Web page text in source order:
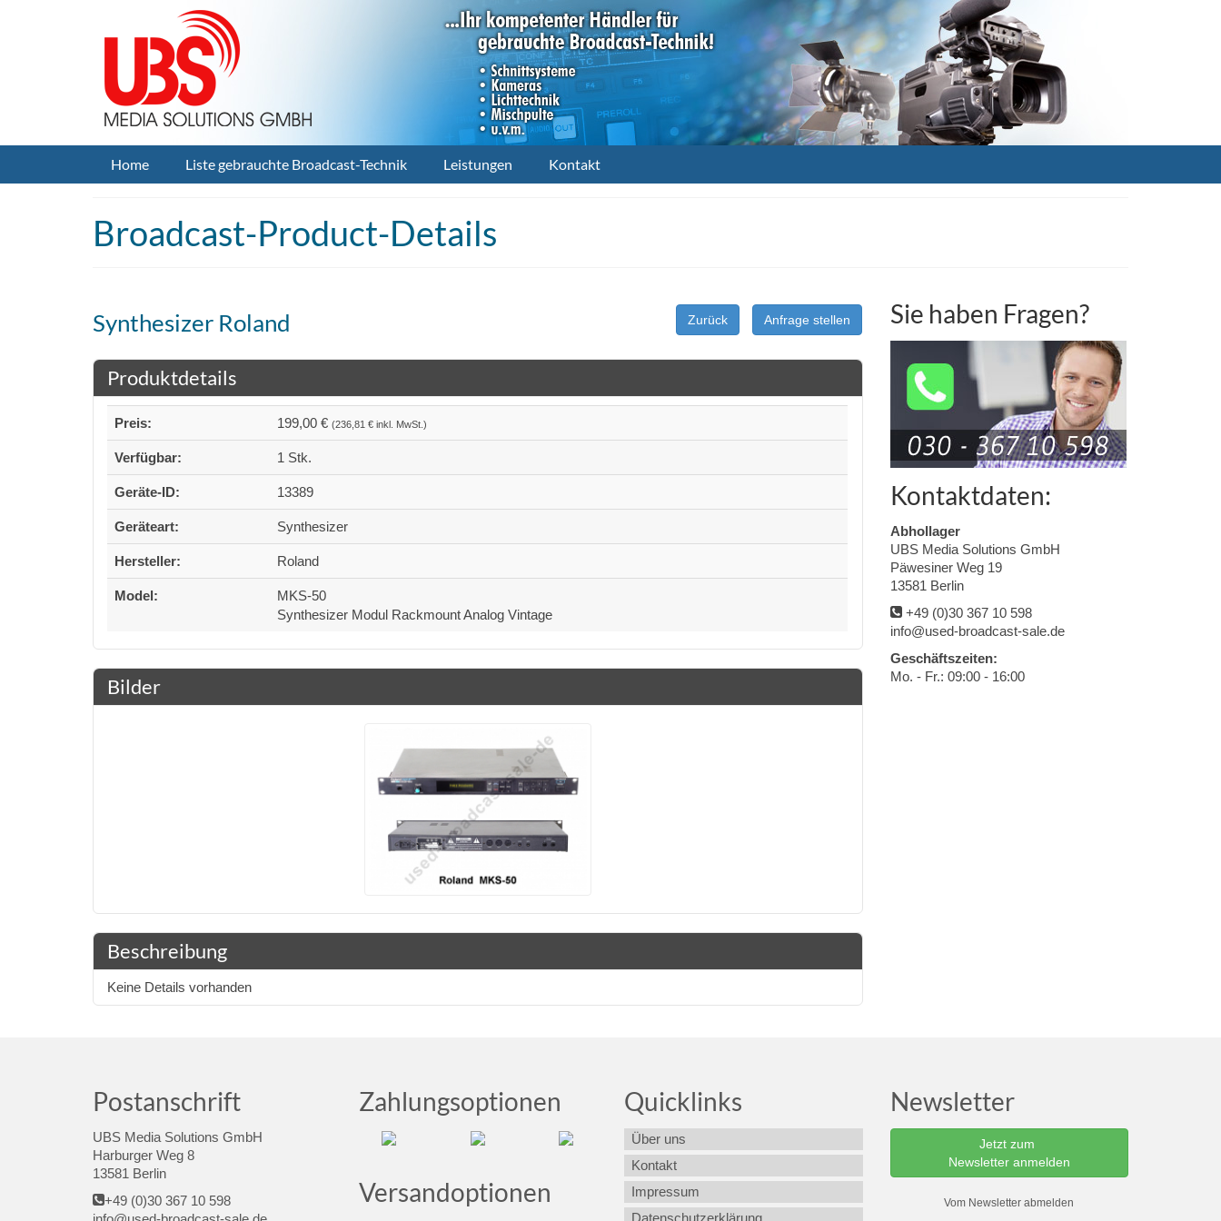
Home Liste gebrauchte Broadcast-Technik Leistungen Kontakt
Broadcast-Product-Details
Synthesizer Roland Zurück Anfrage stellen
Produktdetails
Preis: 199,00 € (236,81 € inkl. MwSt.)
Verfügbar: 1 Stk.
Geräte-ID: 13389
Geräteart: Synthesizer
Hersteller: Roland
Model:
MKS-50
Synthesizer Modul Rackmount Analog Vintage
Bilder
Beschreibung
Keine Details vorhanden
Sie haben Fragen?
Kontaktdaten:
Abhollager
UBS Media Solutions GmbH
Päwesiner Weg 19
13581 Berlin
+49 (0)30 367 10 598
info@used-broadcast-sale.de
Geschäftszeiten:
Mo. - Fr.: 09:00 - 16:00
Postanschrift
UBS Media Solutions GmbH
Harburger Weg 8
13581 Berlin
+49 (0)30 367 10 598
Zahlungsoptionen
Versandoptionen
Quicklinks
Über uns
Kontakt
Impressum
Datenschutzerklärung
Newsletter
Jetzt zum
Newsletter anmelden
Vom Newsletter abmelden